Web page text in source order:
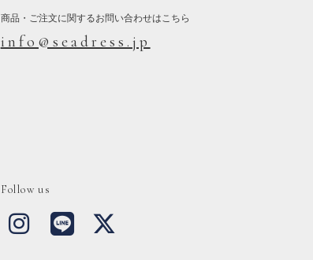
商品・ご注文に関するお問い合わせはこちら
info@seadress.jp
Follow us